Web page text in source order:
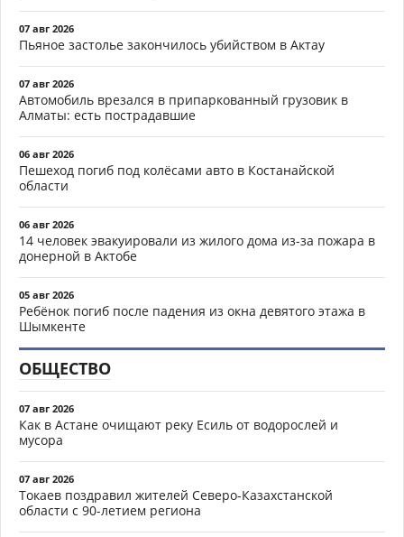
07 авг 2026
Пьяное застолье закончилось убийством в Актау
07 авг 2026
Автомобиль врезался в припаркованный грузовик в
Алматы: есть пострадавшие
06 авг 2026
Пешеход погиб под колёсами авто в Костанайской
области
06 авг 2026
14 человек эвакуировали из жилого дома из-за пожара в
донерной в Актобе
05 авг 2026
Ребёнок погиб после падения из окна девятого этажа в
Шымкенте
ОБЩЕСТВО
07 авг 2026
Как в Астане очищают реку Есиль от водорослей и
мусора
07 авг 2026
Токаев поздравил жителей Северо-Казахстанской
области с 90-летием региона